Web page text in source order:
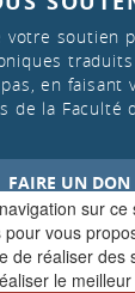
sur
pour vous
de réaliser des
le
votre soutien
en faisant
de la Faculté
FAIRE UN DON